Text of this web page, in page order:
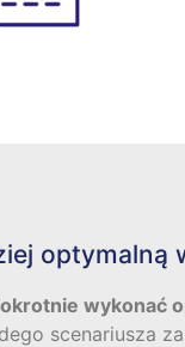
optymalną
wykonać
scenariusza